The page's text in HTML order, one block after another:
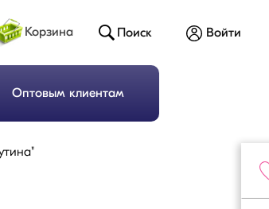
Оптовым клиентам
Корзина Поиск Войти